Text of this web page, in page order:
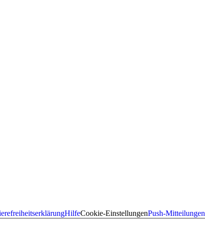
HilfeCookie-EinstellungenPush-Mitteilungen